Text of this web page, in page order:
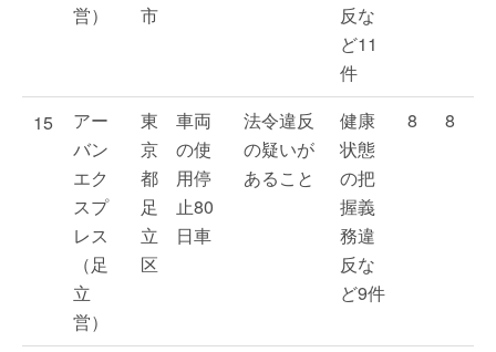
営）
市
反な
ど11
件
15
アー
バン
エク
スプ
レス
（足
立
営）
東
京
都
足
立
区
車両
の使
用停
止80
日車
法令違反
の疑いが
あること
健康
状態
の把
握義
務違
反な
ど9件
8 8